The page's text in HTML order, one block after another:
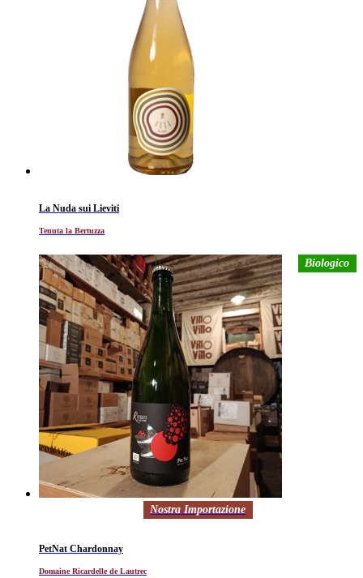
La Nuda sui Lieviti
Tenuta la Bertuzza
Biologico
Nostra Importazione
PetNat Chardonnay
Domaine Ricardelle de Lautrec